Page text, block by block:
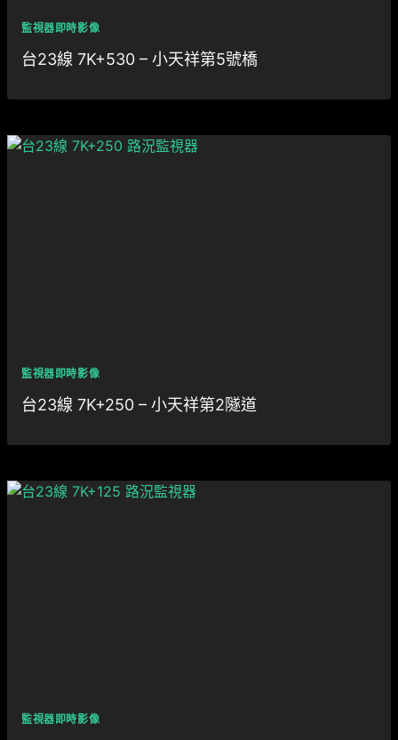
監視器即時影像
台23線 7K+530 – 小天祥第5號橋
監視器即時影像
台23線 7K+250 – 小天祥第2隧道
監視器即時影像